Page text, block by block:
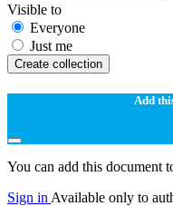
Visible to
Everyone
Just me
Create collection
Add
You can add this document
Sign in Available only to